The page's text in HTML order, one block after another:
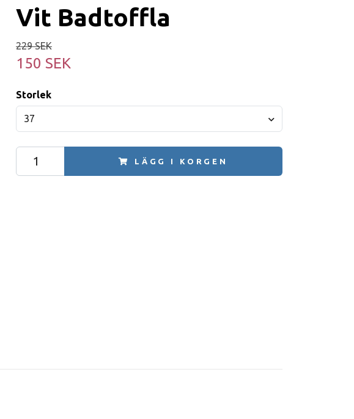
Vit Badtoffla
229 SEK
150 SEK
Storlek
37
LÄGG I KORGEN